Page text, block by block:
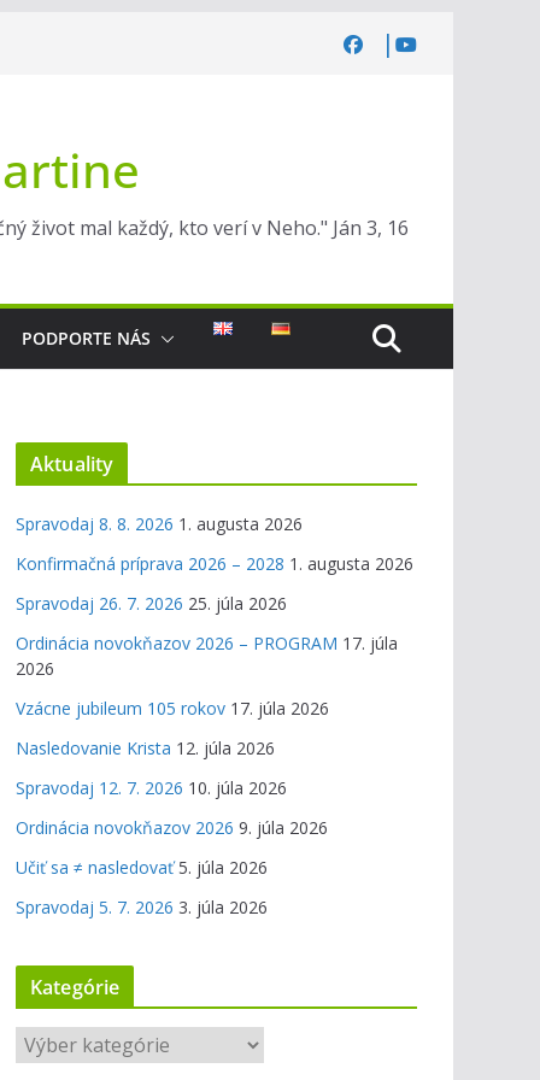
život mal každý, kto verí v Neho." Ján 3, 16
PODPORTE NÁS
Aktuality
Spravodaj 8. 8. 2026 1. augusta 2026
Konfirmačná príprava 2026 – 2028 1. augusta 2026
Spravodaj 26. 7. 2026 25. júla 2026
Ordinácia novokňazov 2026 – PROGRAM 17. júla
2026
Vzácne jubileum 105 rokov 17. júla 2026
Nasledovanie Krista 12. júla 2026
Spravodaj 12. 7. 2026 10. júla 2026
Ordinácia novokňazov 2026 9. júla 2026
Učiť sa ≠ nasledovať 5. júla 2026
Spravodaj 5. 7. 2026 3. júla 2026
Kategórie
K
a